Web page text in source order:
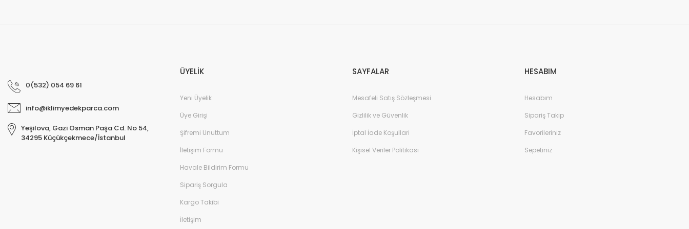
0(532) 054 69 61
info@iklimyedekparca.com
Yeşilova, Gazi Osman Paşa Cd. No 54,
34295 Küçükçekmece/İstanbul
ÜYELİK
Yeni Üyelik
Üye Girişi
Şifremi Unuttum
İletişim Formu
Havale Bildirim Formu
Sipariş Sorgula
Kargo Takibi
İletişim
SAYFALAR
Mesafeli Satış Sözleşmesi
Gizlilik ve Güvenlik
İptal İade Koşullari
Kişisel Veriler Politikası
HESABIM
Hesabım
Sipariş Takip
Favorileriniz
Sepetiniz